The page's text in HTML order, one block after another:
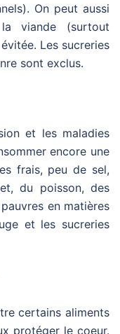
On peut aussi
viande (surtout
Les sucreries
sont exclus.
et les maladies
encore une
frais, peu de sel,
du poisson, des
en matières
et les sucreries
certains aliments
protéger le coeur.